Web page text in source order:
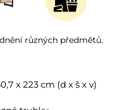
různých předmětů.
x 223 cm (d x š x v)